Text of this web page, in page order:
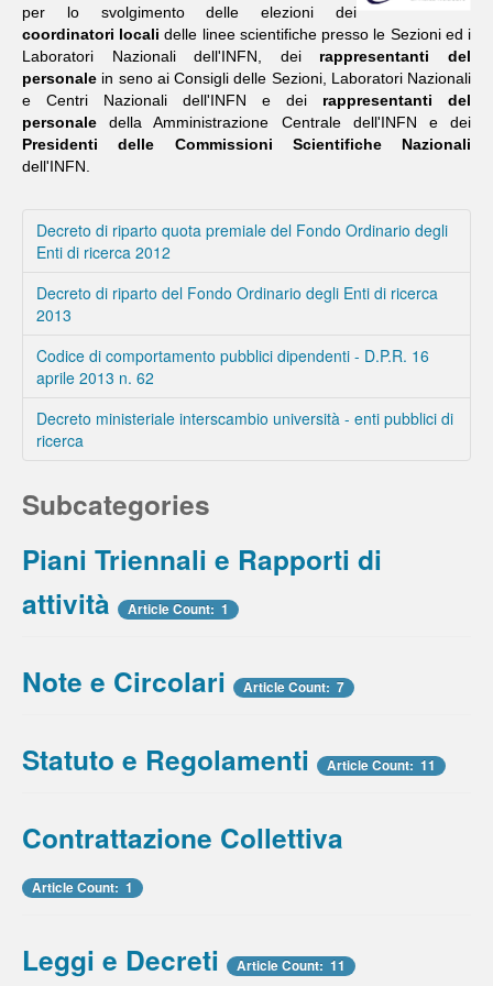
per lo svolgimento delle elezioni dei
coordinatori locali delle linee scientifiche presso le Sezioni ed i
Laboratori Nazionali dell'INFN, dei rappresentanti del
personale in seno ai Consigli delle Sezioni, Laboratori Nazionali
e Centri Nazionali dell'INFN e dei rappresentanti del
personale della Amministrazione Centrale dell'INFN e dei
Presidenti delle Commissioni Scientifiche Nazionali
dell'INFN.
Decreto di riparto quota premiale del Fondo Ordinario degli
Enti di ricerca 2012
Decreto di riparto del Fondo Ordinario degli Enti di ricerca
2013
Codice di comportamento pubblici dipendenti - D.P.R. 16
aprile 2013 n. 62
Decreto ministeriale interscambio università - enti pubblici di
ricerca
Subcategories
Piani Triennali e Rapporti di
attività
Article Count: 1
Note e Circolari Article Count: 7
Statuto e Regolamenti Article Count: 11
Contrattazione Collettiva
Article Count: 1
Leggi e Decreti Article Count: 11